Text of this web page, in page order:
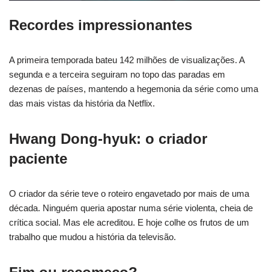
Recordes impressionantes
A primeira temporada bateu 142 milhões de visualizações. A
segunda e a terceira seguiram no topo das paradas em
dezenas de países, mantendo a hegemonia da série como uma
das mais vistas da história da Netflix.
Hwang Dong-hyuk: o criador
paciente
O criador da série teve o roteiro engavetado por mais de uma
década. Ninguém queria apostar numa série violenta, cheia de
crítica social. Mas ele acreditou. E hoje colhe os frutos de um
trabalho que mudou a história da televisão.